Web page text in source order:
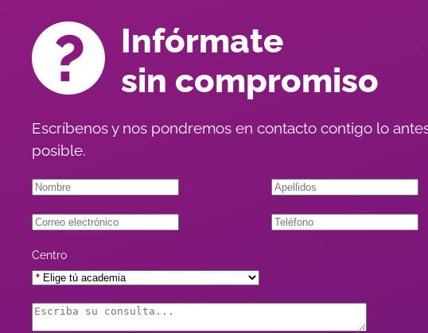
Infórmate
sin compromiso
Escríbenos y nos pondremos en contacto contigo lo
posible.
Centro